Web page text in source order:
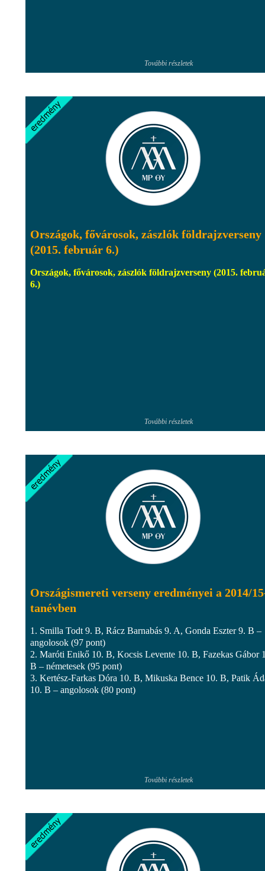
További részletek
Országok, fővárosok, zászlók földrajzverseny
(2015. február 6.)
Országok, fővárosok, zászlók földrajzverseny (2015.
6.)
További részletek
Országismereti verseny eredményei a 2014/
tanévben
1. Smilla Todt 9. B, Rácz Barnabás 9. A, Gonda Eszter 9. B –
angolosok (97 pont)
2. Maróti Enikő 10. B, Kocsis Levente 10. B, Fazekas Gábor
B – németesek (95 pont)
3. Kertész-Farkas Dóra 10. B, Mikuska Bence 10. B, Patik
10. B – angolosok (80 pont)
További részletek